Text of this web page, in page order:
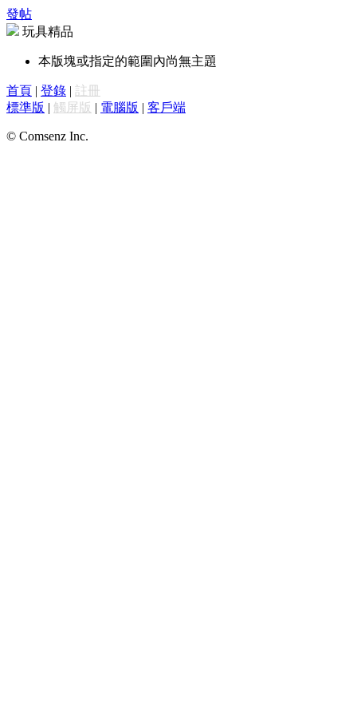
發帖
玩具精品
本版塊或指定的範圍內尚無主題
首頁 | 登錄 | 註冊
標準版 | 觸屏版 | 電腦版 | 客戶端
© Comsenz Inc.